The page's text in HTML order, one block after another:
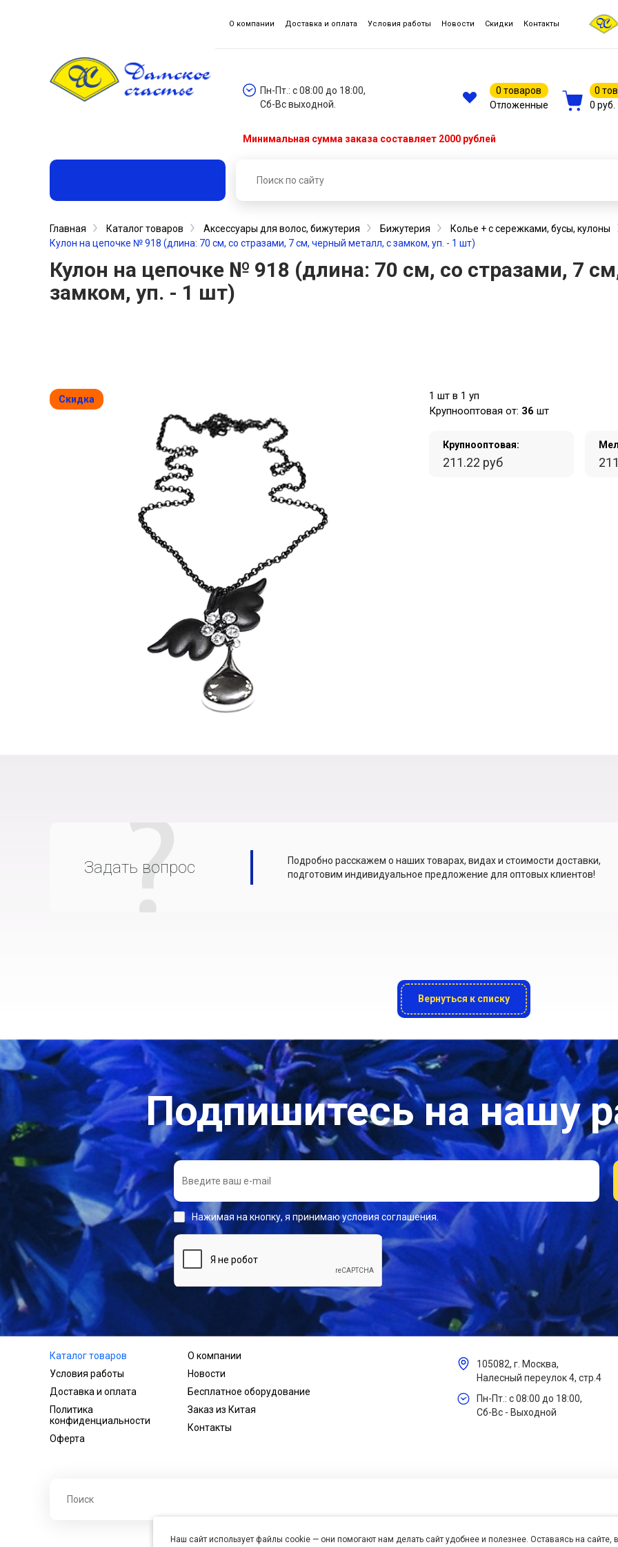
О компании Доставка и оплата Условия работы Новости Скидки Контакты
Пн-Пт.: с 08:00 до 18:00,
Сб-Вс выходной.
0 товаров
Отложенные
0
0 руб.
Минимальная сумма заказа составляет 2000 рублей
Главная Каталог товаров Аксессуары для волос, бижутерия Бижутерия
Колье + c сережками, бусы, кулоны
Кулон на цепочке № 918 (длина: 70 см, со стразами, 7 см, черный металл, с замком, уп. - 1 шт)
Кулон на цепочке № 918 (длина: 70 см, со стразами, 7
замком, уп. - 1 шт)
Скидка
1 шт в 1 уп
Крупнооптовая от: 36 шт
Крупнооптовая:
211.22 руб
Задать вопрос
Подробно расскажем о наших товарах, видах и стоимости доставки,
подготовим индивидуальное предложение для оптовых клиентов!
Вернуться к списку
Подпишитесь на нашу
Нажимая на кнопку, я принимаю условия соглашения.
Каталог товаров
Условия работы
Доставка и оплата
Политика
конфиденциальности
Оферта
О компании
Новости
Бесплатное оборудование
Заказ из Китая
Контакты
105082, г. Москва,
Налесный переулок 4, стр.4
Пн-Пт.: с 08:00 до 18:00,
Сб-Вс - Выходной
Наш сайт использует файлы cookie — они помогают нам делать сайт удобнее и полезнее. Оставаясь на сайте,